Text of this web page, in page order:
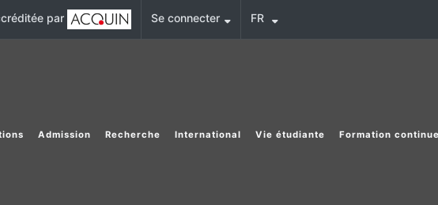
par Se connecter FR
Admission Recherche International Vie étudiante Formation